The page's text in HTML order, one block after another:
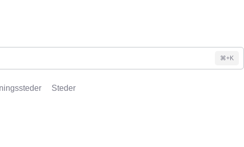
⌘+K
Steder